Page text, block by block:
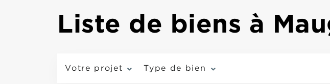
Liste de biens à
Votre projet Type de bien